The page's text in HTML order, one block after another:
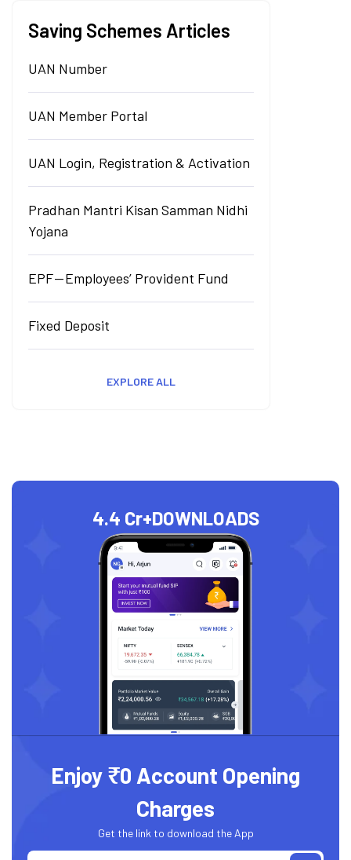
Saving Schemes Articles
UAN Number
UAN Member Portal
UAN Login, Registration & Activation
Pradhan Mantri Kisan Samman Nidhi
Yojana
EPF — Employees’ Provident Fund
Fixed Deposit
EXPLORE ALL
4.4 Cr+DOWNLOADS
Enjoy ₹0 Account Opening
Charges
Get the link to download the App